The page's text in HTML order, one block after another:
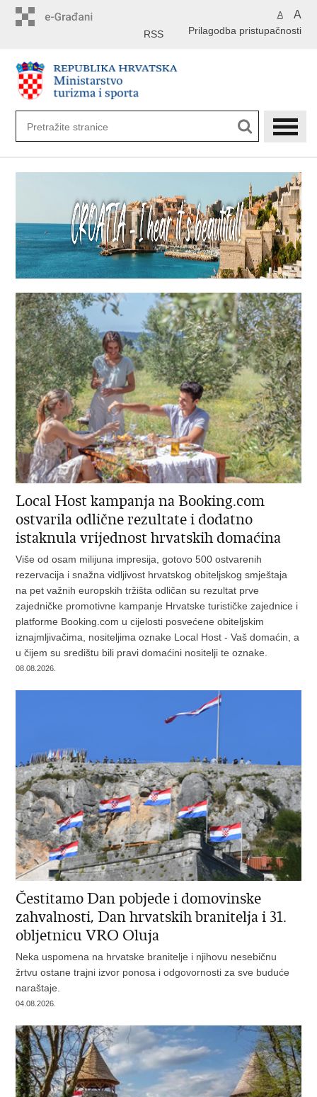
A A
Prilagodba pristupačnosti
RSS
Local Host kampanja na Booking.com
ostvarila odlične rezultate i dodatno
istaknula vrijednost hrvatskih domaćina
Više od osam milijuna impresija, gotovo 500 ostvarenih
rezervacija i snažna vidljivost hrvatskog obiteljskog smještaja
na pet važnih europskih tržišta odličan su rezultat prve
zajedničke promotivne kampanje Hrvatske turističke zajednice i
platforme Booking.com u cijelosti posvećene obiteljskim
iznajmljivačima, nositeljima oznake Local Host - Vaš domaćin, a
u čijem su središtu bili pravi domaćini nositelji te oznake.
08.08.2026.
Čestitamo Dan pobjede i domovinske
zahvalnosti, Dan hrvatskih branitelja i 31.
obljetnicu VRO Oluja
Neka uspomena na hrvatske branitelje i njihovu nesebičnu
žrtvu ostane trajni izvor ponosa i odgovornosti za sve buduće
naraštaje.
04.08.2026.